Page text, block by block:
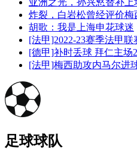
亚洲之光，孙兴慜替补
炸裂，白岩松曾经评价梅
胡歌：我是上海申花球迷
[法甲]2022-23赛季法甲联
[德甲]补时丢球 拜仁主场
[法甲]梅西助攻内马尔进
足球球队